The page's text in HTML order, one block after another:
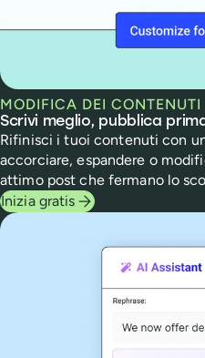
MODIFICA DEI CONTENUTI
Scrivi meglio, pubblica
Rifinisci i tuoi contenuti con
accorciare, espandere o
attimo post che fermano lo
Inizia gratis